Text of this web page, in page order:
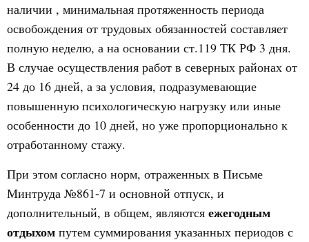
наличии , минимальная протяженность периода
освобождения от трудовых обязанностей составляет
полную неделю, а на основании ст.119 ТК РФ 3 дня.
В случае осуществления работ в северных районах от
24 до 16 дней, а за условия, подразумевающие
повышенную психологическую нагрузку или иные
особенности до 10 дней, но уже пропорционально к
отработанному стажу.
При этом согласно норм, отраженных в Письме
Минтруда №861-7 и основной отпуск, и
дополнительный, в общем, являются ежегодным
отдыхом путем суммирования указанных периодов с